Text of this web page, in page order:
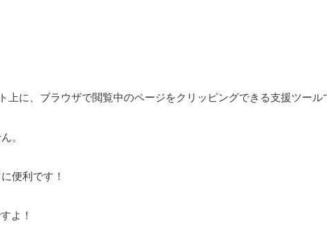
上に、ブラウザで閲覧中のページをクリッピングできる支援ツール
。
便利です！
よ！